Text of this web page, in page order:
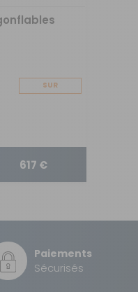
SUR
617 €
Paiements
Sécurisés